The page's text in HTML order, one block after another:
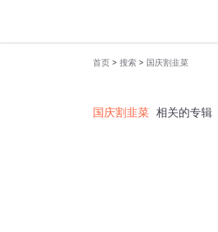
首页 > 搜索 > 国庆割韭菜
国庆割韭菜 相关的专辑